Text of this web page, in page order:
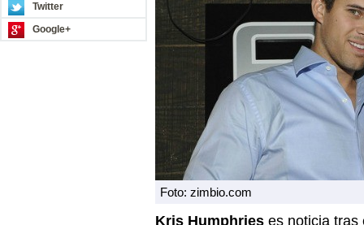
Twitter
Google+
Foto: zimbio.com
Kris Humphries es noticia tras